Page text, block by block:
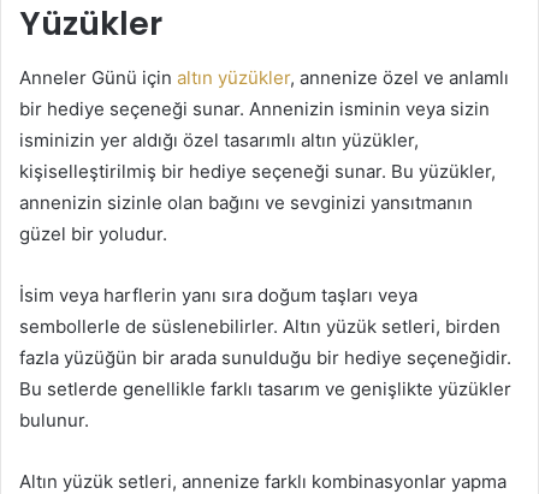
Yüzükler
Anneler Günü için altın yüzükler, annenize özel ve anlamlı
bir hediye seçeneği sunar. Annenizin isminin veya sizin
isminizin yer aldığı özel tasarımlı altın yüzükler,
kişiselleştirilmiş bir hediye seçeneği sunar. Bu yüzükler,
annenizin sizinle olan bağını ve sevginizi yansıtmanın
güzel bir yoludur.
İsim veya harflerin yanı sıra doğum taşları veya
sembollerle de süslenebilirler. Altın yüzük setleri, birden
fazla yüzüğün bir arada sunulduğu bir hediye seçeneğidir.
Bu setlerde genellikle farklı tasarım ve genişlikte yüzükler
bulunur.
Altın yüzük setleri, annenize farklı kombinasyonlar yapma